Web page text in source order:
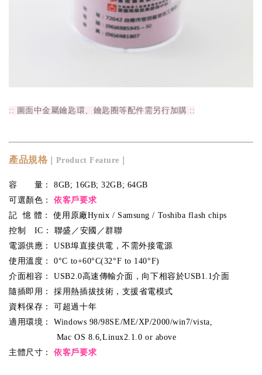
:: 圖面中金屬鑰匙環、鑰匙圈等配件需另行加購 ::
產品規格 ｜Product Feature｜
容 量： 8GB; 16GB; 32GB; 64GB
可選顏色：依客戶要求
記 憶 體： 使用原廠Hynix / Samsung / Toshiba flash chips
控制 IC： 聯盛／安國／群聯
電源供應： USB埠直接供電，不需外接電源
使用溫度： 0°C to+60°C(32°F to 140°F)
介面相容： USB2.0高速傳輸介面，向下相容於USB1.1介面
隨插即用： 採用熱插拔技術，支援省電模式
資料保存： 可超過十年
適用環境： Windows 98/98SE/ME/XP/2000/win7/vista,
Mac OS 8.6,Linux2.1.0 or above
主體尺寸：依客戶要求